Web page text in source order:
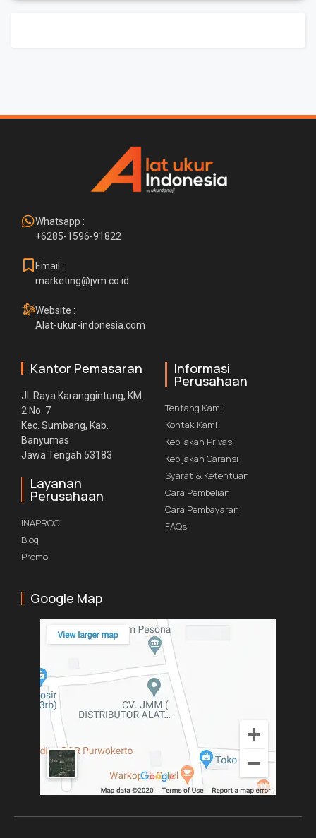
Whatsapp :
+6285-1596-91822
Email :
marketing@jvm.co.id
Website :
Alat-ukur-indonesia.com
Kantor Pemasaran
Jl. Raya Karanggintung, KM.
2 No. 7
Kec. Sumbang, Kab.
Banyumas
Jawa Tengah 53183
Layanan
Perusahaan
INAPROC
Blog
Promo
Informasi
Perusahaan
Tentang Kami
Kontak Kami
Kebijakan Privasi
Kebijakan Garansi
Syarat & Ketentuan
Cara Pembelian
Cara Pembayaran
FAQs
Google Map